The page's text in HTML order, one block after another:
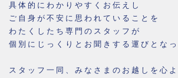
具体的にわかりやすくお伝えし
ご自身が不安に思われていることを
わたくしたち専門のスタッフが
個別にじっくりとお聞きする運びとなっ
スタッフ一同、みなさまのお越しを心